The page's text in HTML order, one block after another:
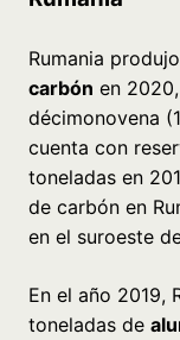
Rumania
carbón en
décimonovena
cuenta con
toneladas en
de carbón en
en el suroeste
En el año 2019,
toneladas de